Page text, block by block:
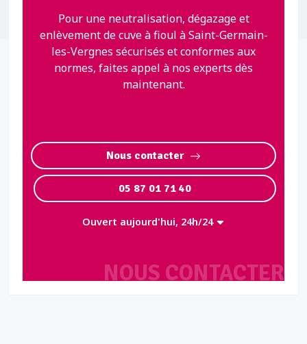
NOUS CONTACTER
Pour une neutralisation, dégazage et
enlèvement de cuve à fioul à Saint-Germain-
les-Vergnes sécurisés et conformes aux
normes, faites appel à nos experts dès
maintenant.
Nous contacter
05 87 01 71 40
Ouvert aujourd'hui, 24h/24